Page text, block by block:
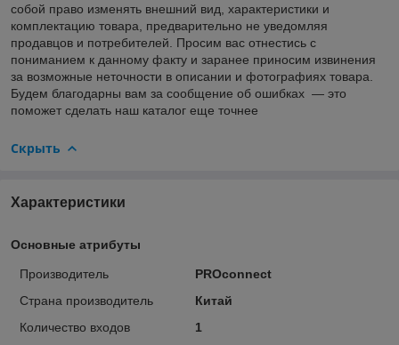
собой право изменять внешний вид, характеристики и
комплектацию товара, предварительно не уведомляя
продавцов и потребителей. Просим вас отнестись с
пониманием к данному факту и заранее приносим извинения
за возможные неточности в описании и фотографиях товара.
Будем благодарны вам за сообщение об ошибках — это
поможет сделать наш каталог еще точнее
Скрыть
Характеристики
Основные атрибуты
Производитель
PROconnect
Страна производитель
Китай
Количество входов
1